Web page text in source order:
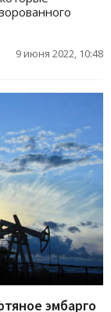
9 июня 2022, 10:48
эмбарго